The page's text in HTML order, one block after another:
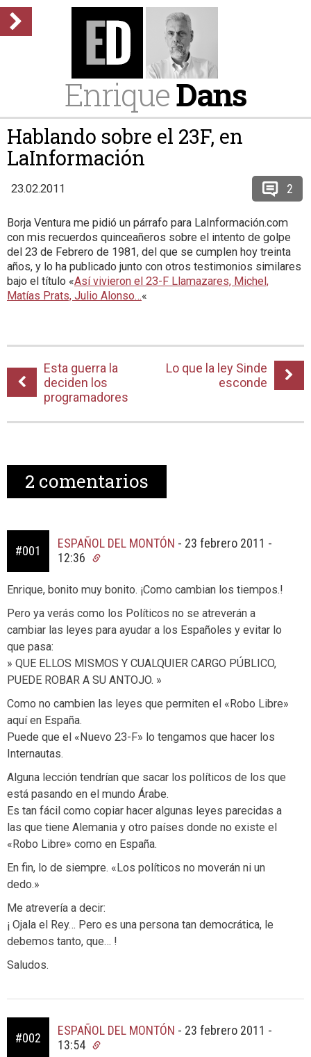
EnriqueDans
Hablando sobre el 23F, en
LaInformación
23.02.2011 2
Borja Ventura me pidió un párrafo para LaInformación.com
con mis recuerdos quinceañeros sobre el intento de golpe
del 23 de Febrero de 1981, del que se cumplen hoy treinta
años, y lo ha publicado junto con otros testimonios similares
bajo el título «Así vivieron el 23-F Llamazares, Michel,
Matías Prats, Julio Alonso…«
Esta guerra la
deciden los
programadores
Lo que la ley Sinde
esconde
2 comentarios
#001
ESPAÑOL DEL MONTÓN - 23 febrero 2011 -
12:36
Enrique, bonito muy bonito. ¡Como cambian los tiempos.!
Pero ya verás como los Políticos no se atreverán a
cambiar las leyes para ayudar a los Españoles y evitar lo
que pasa:
» QUE ELLOS MISMOS Y CUALQUIER CARGO PÚBLICO,
PUEDE ROBAR A SU ANTOJO. »
Como no cambien las leyes que permiten el «Robo Libre»
aquí en España.
Puede que el «Nuevo 23-F» lo tengamos que hacer los
Internautas.
Alguna lección tendrían que sacar los políticos de los que
está pasando en el mundo Árabe.
Es tan fácil como copiar hacer algunas leyes parecidas a
las que tiene Alemania y otro países donde no existe el
«Robo Libre» como en España.
En fin, lo de siempre. «Los políticos no moverán ni un
dedo.»
Me atrevería a decir:
¡ Ojala el Rey… Pero es una persona tan democrática, le
debemos tanto, que… !
Saludos.
#002
ESPAÑOL DEL MONTÓN - 23 febrero 2011 -
13:54